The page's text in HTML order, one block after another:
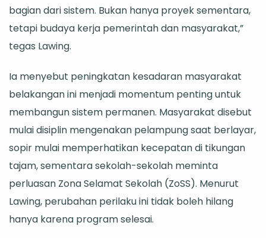
bagian dari sistem. Bukan hanya proyek sementara,
tetapi budaya kerja pemerintah dan masyarakat,”
tegas Lawing.
Ia menyebut peningkatan kesadaran masyarakat
belakangan ini menjadi momentum penting untuk
membangun sistem permanen. Masyarakat disebut
mulai disiplin mengenakan pelampung saat berlayar,
sopir mulai memperhatikan kecepatan di tikungan
tajam, sementara sekolah-sekolah meminta
perluasan Zona Selamat Sekolah (ZoSS). Menurut
Lawing, perubahan perilaku ini tidak boleh hilang
hanya karena program selesai.